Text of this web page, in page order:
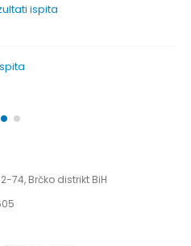
ispita
74, Brčko distrikt BiH